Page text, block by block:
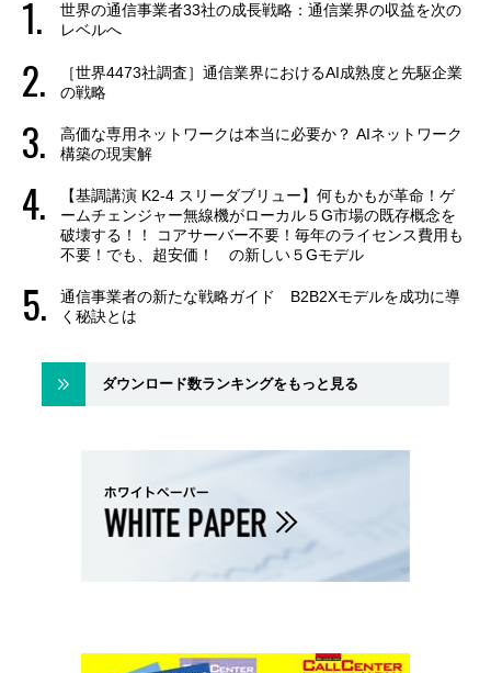
世界の通信事業者33社の成長戦略：通信業界の収益を次の
レベルへ
［世界4473社調査］通信業界におけるAI成熟度と先駆企業
の戦略
高価な専用ネットワークは本当に必要か？ AIネットワーク
構築の現実解
【基調講演 K2-4 スリーダブリュー】何もかもが革命！ゲ
ームチェンジャー無線機がローカル５G市場の既存概念を
破壊する！！ コアサーバー不要！毎年のライセンス費用も
不要！でも、超安価！ の新しい５Gモデル
通信事業者の新たな戦略ガイド B2B2Xモデルを成功に導
く秘訣とは
ダウンロード数ランキングをもっと見る